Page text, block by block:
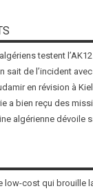
testent
sait de l’incident
en révision à
a bien reçu des
algérienne dévoile
low-cost qui brouille